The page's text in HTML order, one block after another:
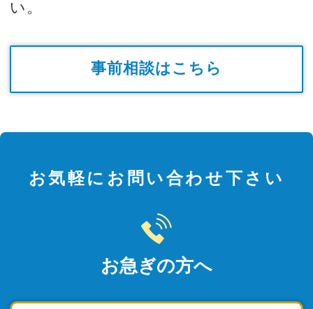
い。
事前相談はこちら
お気軽にお問い合わせ下さい
お急ぎの方へ